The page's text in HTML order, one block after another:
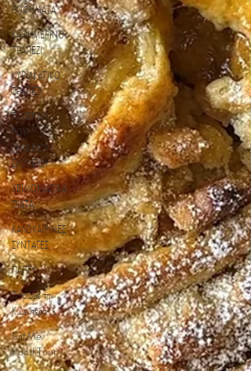
ΡΟΦΗΜΑΤΑ
ΚΑΘΗΜΕΡΙΝΟ
ΤΡΑΠΕΖΙ
ΚΥΡΙΑΚΑΤΙΚΟ
ΤΡΑΠΕΖΙ
ΤΑΠΕΡΑΚΙ
ΤΟΥ
ΓΡΑΦΕΙΟΥ/
ΣΧΟΛΕΙΟΥ
ΧΕΙΜΩΝΙΑΤΙΚΑ
ΠΙΑΤΑ
ΚΑΛΟΚΑΙΡΙΝΕΣ
ΣΥΝΤΑΓΕΣ
ΠΑΡΤΥ
Τι τρώμε την
Κ.Δευτέρα!
EatMe
Food Tour